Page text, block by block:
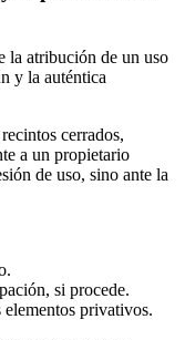
la atribución de un uso
y la auténtica
cerrados,
a un propietario
de uso, sino ante la
si procede.
privativos.